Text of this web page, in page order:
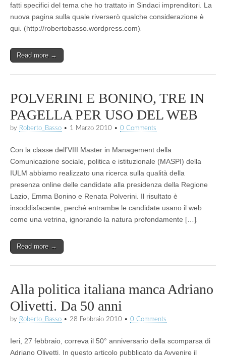
fatti specifici del tema che ho trattato in Sindaci imprenditori. La
nuova pagina sulla quale riverserò qualche considerazione è
qui. (http://robertobasso.wordpress.com)
Read more →
POLVERINI E BONINO, TRE IN
PAGELLA PER USO DEL WEB
by Roberto_Basso • 1 Marzo 2010 • 0 Comments
Con la classe dell’VIII Master in Management della
Comunicazione sociale, politica e istituzionale (MASPI) della
IULM abbiamo realizzato una ricerca sulla qualità della
presenza online delle candidate alla presidenza della Regione
Lazio, Emma Bonino e Renata Polverini. Il risultato è
insoddisfacente, perché entrambe le candidate usano il web
come una vetrina, ignorando la natura profondamente […]
Read more →
Alla politica italiana manca Adriano
Olivetti. Da 50 anni
by Roberto_Basso • 28 Febbraio 2010 • 0 Comments
Ieri, 27 febbraio, correva il 50° anniversario della scomparsa di
Adriano Olivetti. In questo articolo pubblicato da Avvenire il